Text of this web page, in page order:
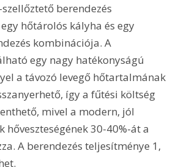
berendezés
hőtárolós kályha és egy
kombinációja. A
egy nagy hatékonyságú
a távozó levegő hőtartalmának
így a fűtési költség
mivel a modern, jól
hőveszteségének 30-40%-át a
A berendezés teljesítménye 1,